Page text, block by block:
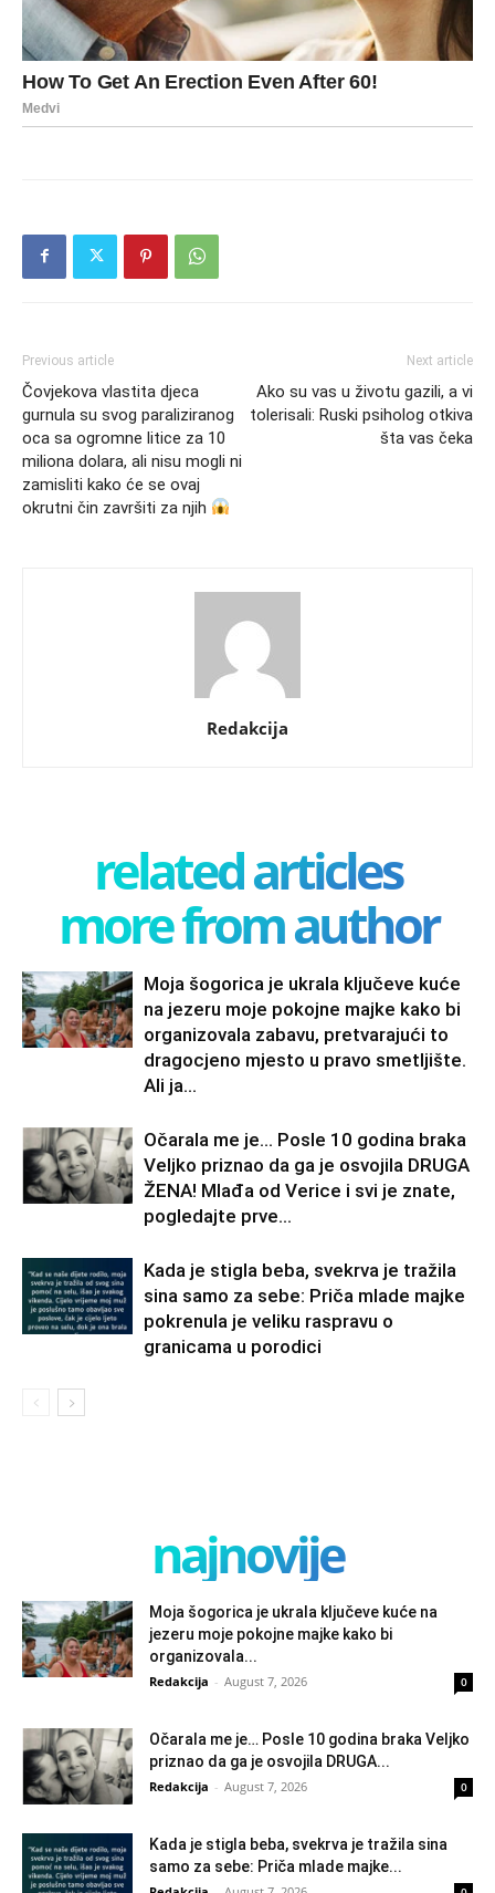
Previous article
Čovjekova vlastita djeca
gurnula su svog paraliziranog
oca sa ogromne litice za 10
miliona dolara, ali nisu mogli ni
zamisliti kako će se ovaj
okrutni čin završiti za njih
Next article
Ako su vas u životu gazili, a vi
tolerisali: Ruski psiholog otkiva
šta vas čeka
Redakcija
related articles
more from author
Moja šogorica je ukrala ključeve kuće
na jezeru moje pokojne majke kako bi
organizovala zabavu, pretvarajući to
dragocjeno mjesto u pravo smetljište.
Ali ja...
Očarala me je… Posle 10 godina braka
Veljko priznao da ga je osvojila DRUGA
ŽENA! Mlađa od Verice i svi je znate,
pogledajte prve...
Kada je stigla beba, svekrva je tražila
sina samo za sebe: Priča mlade majke
pokrenula je veliku raspravu o
granicama u porodici
najnovije
Moja šogorica je ukrala ključeve kuće na
jezeru moje pokojne majke kako bi
organizovala...
Redakcija - August 7, 2026 0
Očarala me je… Posle 10 godina braka Veljko
priznao da ga je osvojila DRUGA...
Redakcija - August 7, 2026 0
Kada je stigla beba, svekrva je tražila sina
samo za sebe: Priča mlade majke...